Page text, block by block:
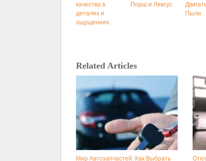
качества в
деталях и
ощущениях
Порш и Лексус
Пыли
Related Articles
Мир Автозапчастей: Как Выбрать